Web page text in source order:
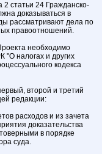
2 статьи 24 Гражданско-
доказываться в
рассматривают дела по
правоотношений.
необходимо
"О налогах и других
кодекса
второй и третий
редакции:
расходов и из зачета
доказательства
в порядке
суда.